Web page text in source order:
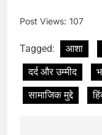
Post Views: 107
Tagged: आशा
दर्द और उम्मीद
सामाजिक मुद्दे